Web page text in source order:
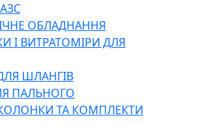
ОБЛАДНАННЯ
І ВИТРАТОМІРИ ДЛЯ
ШЛАНГІВ
ПАЛЬНОГО
ТА КОМПЛЕКТИ